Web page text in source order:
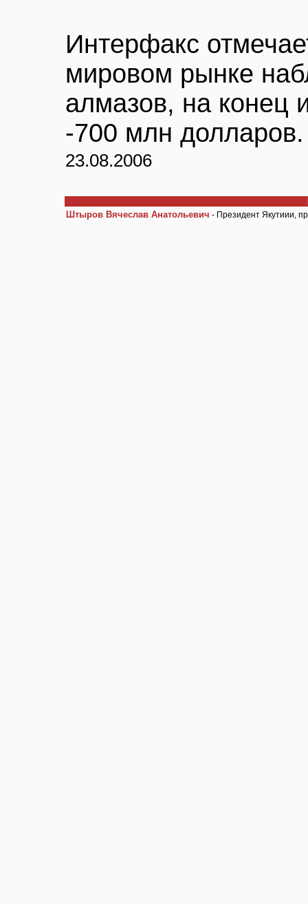
Интерфакс
мировом рынке
алмазов, на конец
-700 млн долларов.
23.08.2006
Штыров Вячеслав Анатольевич - Президент Якутиии,